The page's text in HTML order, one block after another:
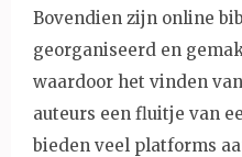
Bovendien zijn online
georganiseerd en
waardoor het vinden
auteurs een fluitje van
bieden veel platforms